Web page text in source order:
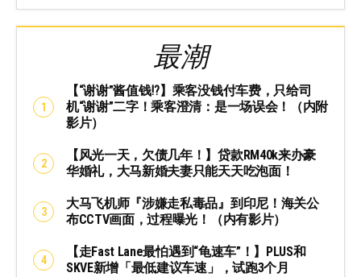
最潮
【“谢谢”酱值钱⁉️】乘客没钱付车费，只给司
机“谢谢”二字！乘客澄清：是一场误会！（内附
影片）
【风光一天，欠债几年！】贷款RM40k来办豪
华婚礼，大马新婚夫妻只能天天吃泡面！
大马飞机师『涉嫌走私毒品』到印尼！海关公
布CCTV画面，过程曝光！（内有影片）
【走Fast Lane最怕遇到“龟速车”！】PLUS和
SKVE新增「最低建议车速」，试跑3个月